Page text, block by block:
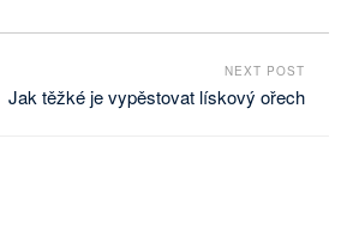
NEXT POST
Jak těžké je vypěstovat lískový ořech